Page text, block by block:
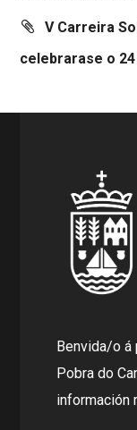
V Carreira
celebrarase o
Benvida/o á
Pobra do
información